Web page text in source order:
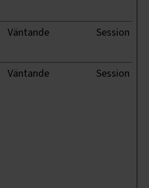
Väntande Session
Väntande Session